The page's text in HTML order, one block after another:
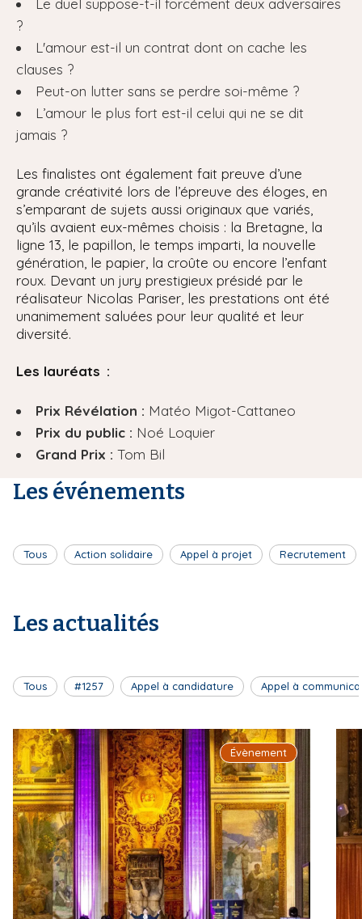
?
L'amour est-il un contrat dont on cache les
clauses ?
Peut-on lutter sans se perdre soi-même ?
L’amour le plus fort est-il celui qui ne se dit
jamais ?
Les finalistes ont également fait preuve d’une
grande créativité lors de l’épreuve des éloges, en
s’emparant de sujets aussi originaux que variés,
qu’ils avaient eux-mêmes choisis : la Bretagne, la
ligne 13, le papillon, le temps imparti, la nouvelle
génération, le papier, la croûte ou encore l’enfant
roux. Devant un jury prestigieux présidé par le
réalisateur Nicolas Pariser, les prestations ont été
unanimement saluées pour leur qualité et leur
diversité.
Les lauréats :
Prix Révélation : Matéo Migot-Cattaneo
Prix du public : Noé Loquier
Grand Prix : Tom Bil
Les événements
Tous Action solidaire Appel à projet Recrutement
Les actualités
Tous #1257 Appel à candidature Appel à
Évènement